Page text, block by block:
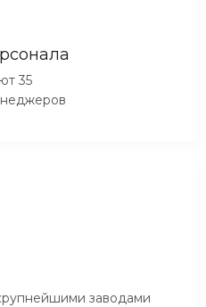
35
заводами